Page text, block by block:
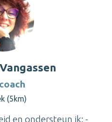
(5km)
en ondersteun ik: -